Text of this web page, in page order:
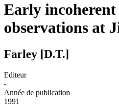
Early incoherent
observations at
Farley [D.T.]
Editeur
-
Année de publication
1991